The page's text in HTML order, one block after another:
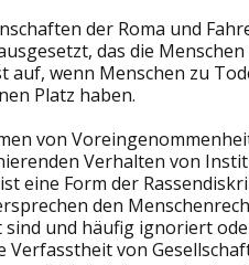
der Roma und
das die
wenn Menschen zu
Platz haben.
von
Verhalten von
eine Form der
den
und häufig ignoriert
von